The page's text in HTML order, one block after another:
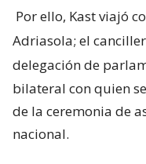
Por ello, Kast viajó
Adriasola; el
delegación de
bilateral con quien
de la ceremonia de
nacional.